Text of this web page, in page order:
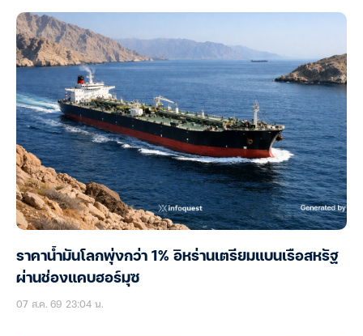
ราคาน้ำมันโลกพุ่งกว่า 1% อิหร่านเตรียมแบนเรือสหรัฐ
ผ่านช่องแคบฮอร์มุซ
07 ส.ค. 69 23:04 น.